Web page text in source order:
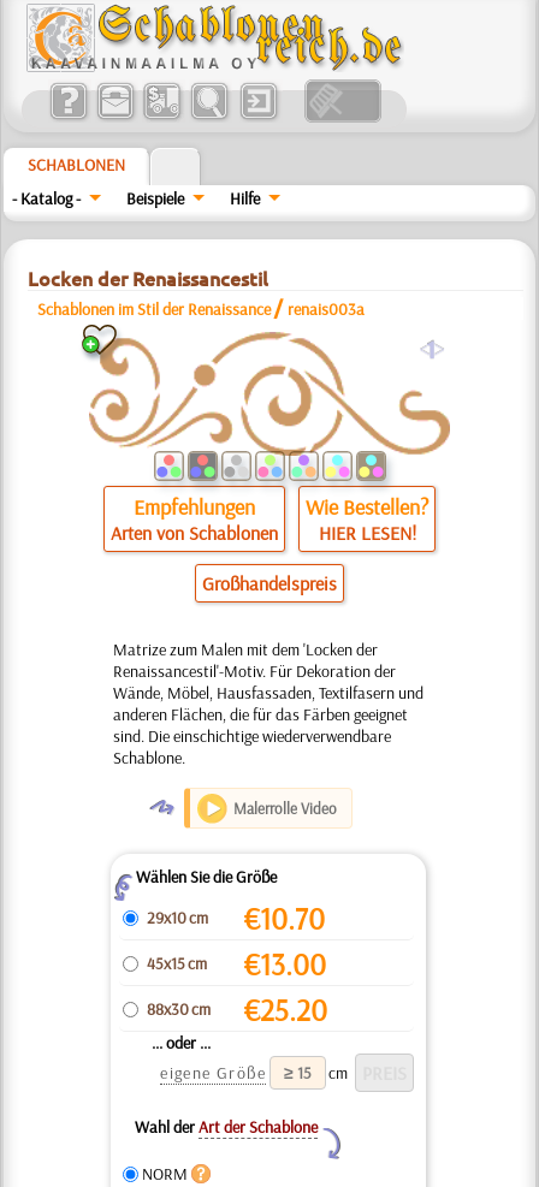
SCHABLONEN
- Katalog -
Beispiele Hilfe
Locken der Renaissancestil
Schablonen im Stil der Renaissance / renais003a
a
Empfehlungen
Arten von Schablonen
Wie Bestellen?
HIER LESEN!
Großhandelspreis
Matrize zum Malen mit dem 'Locken der
Renaissancestil'-Motiv. Für Dekoration der
Wände, Möbel, Hausfassaden, Textilfasern und
anderen Flächen, die für das Färben geeignet
sind. Die einschichtige wiederverwendbare
Schablone.
O Malerrolle Video
ZWählen Sie die Größe
29x10 cm
€10.70
45x15 cm €13.00
88x30 cm €25.20
... oder ...
eigene Größe
cm
Wahl derArt der Schablone
Y
NORM